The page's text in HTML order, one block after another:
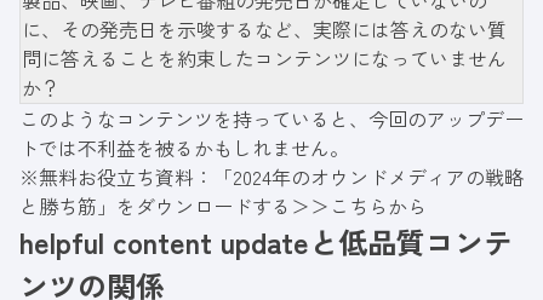
に、その発売日を示唆するなど、実際には答えのない質
問に答えることを約束したコンテンツになっていません
か？
このようなコンテンツを持っていると、今回のアップデー
トでは不利益を被るかもしれません。
※無料お役立ち資料：「2024年のオウンドメディアの戦略
と勝ち筋」をダウンロードする＞＞ こちらから
helpful content updateと低品質コンテ
ンツの関係